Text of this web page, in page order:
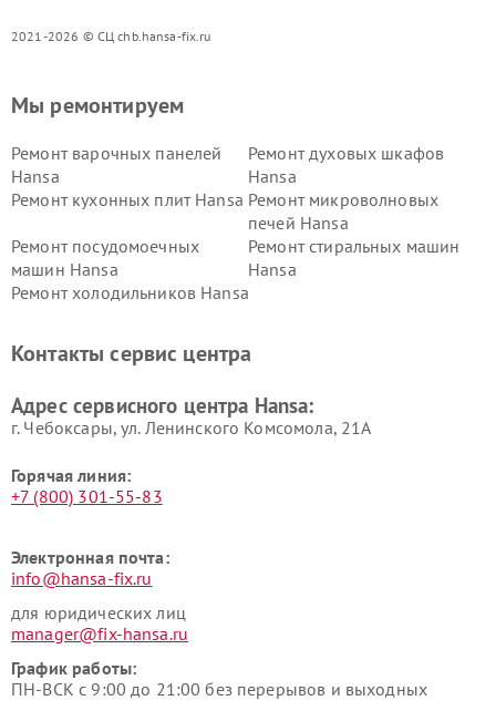
2021-2026 © СЦ chb.hansa-fix.ru
Мы ремонтируем
Ремонт варочных панелей
Hansa
Ремонт духовых шкафов
Hansa
Ремонт кухонных плит Hansa Ремонт микроволновых
печей Hansa
Ремонт посудомоечных
машин Hansa
Ремонт стиральных машин
Hansa
Ремонт холодильников Hansa
Контакты сервис центра
Адрес сервисного центра Hansa:
г. Чебоксары, ул. Ленинского Комсомола, 21А
Горячая линия:
+7 (800) 301-55-83
Электронная почта:
info@hansa-fix.ru
для юридических лиц
manager@fix-hansa.ru
График работы:
ПН-ВСК с 9:00 до 21:00 без перерывов и выходных